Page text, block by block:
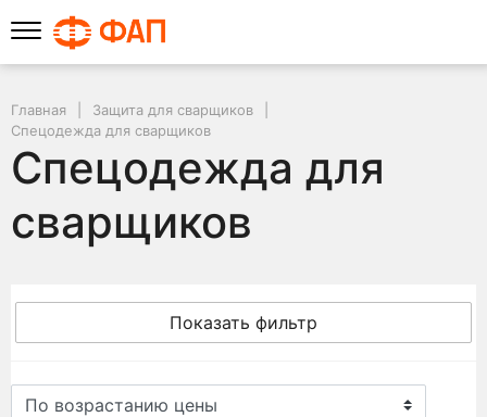
Главная
Защита для сварщиков
Спецодежда для сварщиков
Спецодежда для
сварщиков
Показать фильтр